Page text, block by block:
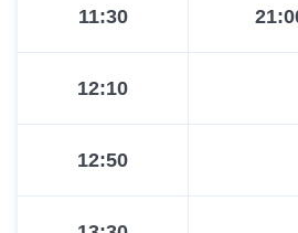
11:30
12:10
12:50